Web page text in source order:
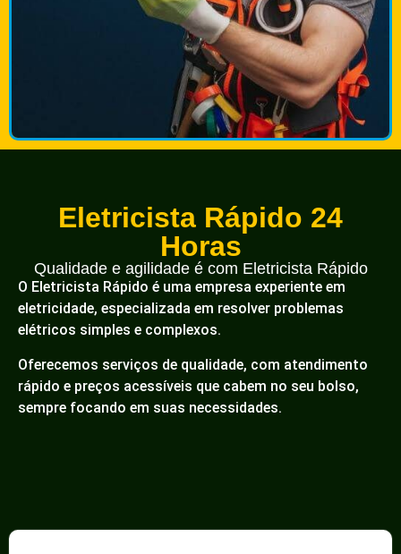
Eletricista Rápido 24
Horas
Qualidade e agilidade é com Eletricista Rápido
O Eletricista Rápido é uma empresa experiente em
eletricidade, especializada em resolver problemas
elétricos simples e complexos.
Oferecemos serviços de qualidade, com atendimento
rápido e preços acessíveis que cabem no seu bolso,
sempre focando em suas necessidades.